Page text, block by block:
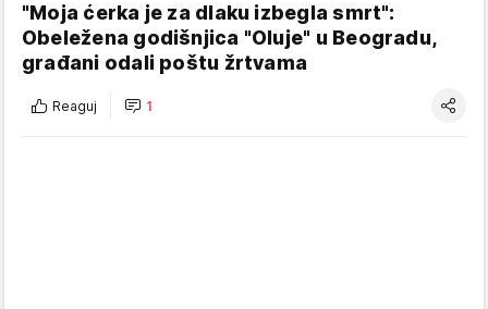
"Moja ćerka je za dlaku izbegla smrt":
Obeležena godišnjica "Oluje" u Beogradu,
građani odali poštu žrtvama
Reaguj 1